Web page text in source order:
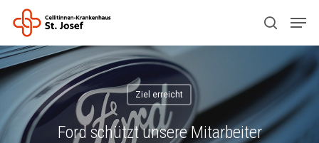
Drücken Sie ENTER zum Suchen oder ESC
zum Schließen. Ziel erreicht
Ford schützt unsere Mitarbeiter